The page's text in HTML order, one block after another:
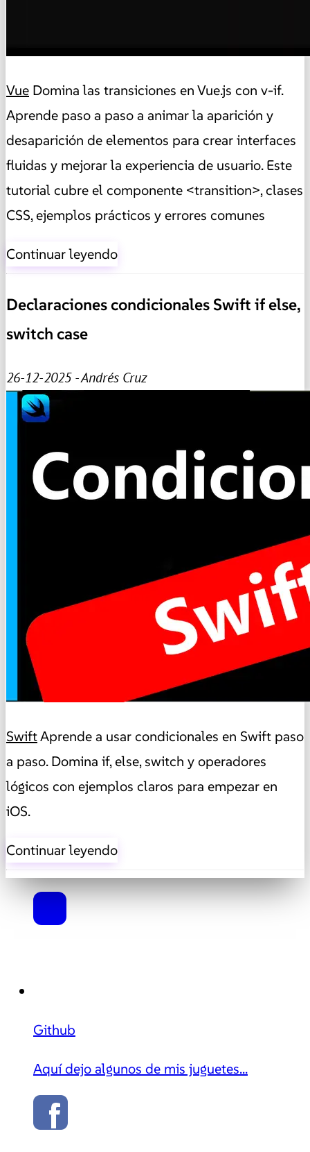
Vue Domina las transiciones en Vue.js con v-if.
Aprende paso a paso a animar la aparición y
desaparición de elementos para crear interfaces
fluidas y mejorar la experiencia de usuario. Este
tutorial cubre el componente <transition>, clases
CSS, ejemplos prácticos y errores comunes
Continuar leyendo
Declaraciones condicionales Swift if else,
switch case
26-12-2025 - Andrés Cruz
SwiftAprende a usar condicionales en Swift paso
a paso. Domina if, else, switch y operadores
lógicos con ejemplos claros para empezar en
iOS.
Continuar leyendo
Github
Aquí dejo algunos de mis juguetes...